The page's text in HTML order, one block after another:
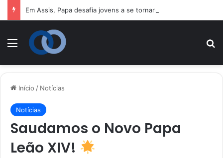
Menu
Início / Notícias
Notícias
Saudamos o Novo Papa
Leão XIV!